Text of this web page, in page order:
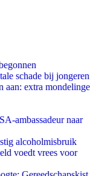
schade bij jongeren
aan: extra mondelinge
ambassadeur naar
alcoholmisbruik
voedt vrees voor